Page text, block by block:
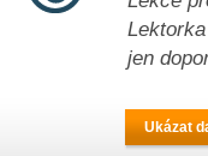
jen
Ukázat